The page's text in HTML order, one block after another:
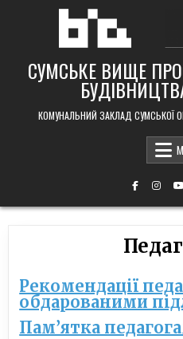
СУМСЬКЕ ВИЩЕ
КОМУНАЛЬНИЙ ЗАКЛАД СУМСЬКОЇ
Рекомендації
обдарованими
Пам’ятка